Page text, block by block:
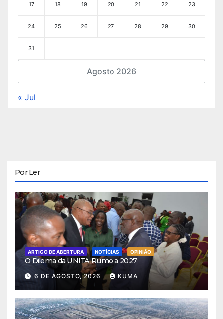
Agosto 2026
17 18 19 20 21 22 23
24 25 26 27 28 29 30
31
« Jul
Por Ler
ARTIGO DE ABERTURA NOTÍCIAS OPINIÃO
O Dilema da UNITA Rumo a 2027
6 DE AGOSTO, 2026 KUMA